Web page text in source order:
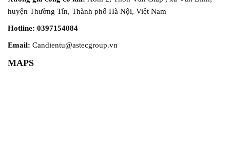
huyện Thường Tín, Thành phố Hà Nội, Việt Nam
Hotline: 0397154084
Email: Candientu@astecgroup.vn
MAPS